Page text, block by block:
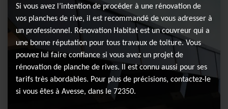
Si vous avez l’intention de procéder à une rénovation de
vos planches de rive, il est recommandé de vous adresser à
un professionnel. Rénovation Habitat est un couvreur qui a
une bonne réputation pour tous travaux de toiture. Vous
pouvez lui faire confiance si vous avez un projet de
rénovation de planche de rives. Il est connu aussi pour ses
tarifs très abordables. Pour plus de précisions, contactez-le
si vous êtes à Avesse, dans le 72350.